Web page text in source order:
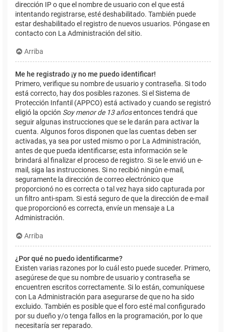
dirección IP o que el nombre de usuario con el que está
intentando registrarse, esté deshabilitado. También puede
estar deshabilitado el registro de nuevos usuarios. Póngase en
contacto con La Administración del sitio.
Arriba
Me he registrado ¡y no me puedo identificar!
Primero, verifique su nombre de usuario y contraseña. Si todo
está correcto, hay dos posibles razones. Si el Sistema de
Protección Infantil (APPCO) está activado y cuando se registró
eligió la opción Soy menor de 13 añosentonces tendrá que
seguir algunas instrucciones que se le darán para activar la
cuenta. Algunos foros disponen que las cuentas deben ser
activadas, ya sea por usted mismo o por La Administración,
antes de que pueda identificarse; esta información se le
brindará al finalizar el proceso de registro. Si se le envió un e-
mail, siga las instrucciones. Si no recibió ningún e-mail,
seguramente la dirección de correo electrónico que
proporcionó no es correcta o tal vez haya sido capturada por
un filtro anti-spam. Si está seguro de que la dirección de e-mail
que proporcionó es correcta, envíe un mensaje a La
Administración.
Arriba
¿Por qué no puedo identificarme?
Existen varias razones por lo cuál esto puede suceder. Primero,
asegúrese de que su nombre de usuario y contraseña se
encuentren escritos correctamente. Si lo están, comuníquese
con La Administración para asegurarse de que no ha sido
excluido. También es posible que el foro esté mal configurado
por su dueño y/o tenga fallos en la programación, por lo que
necesitaría ser reparado.